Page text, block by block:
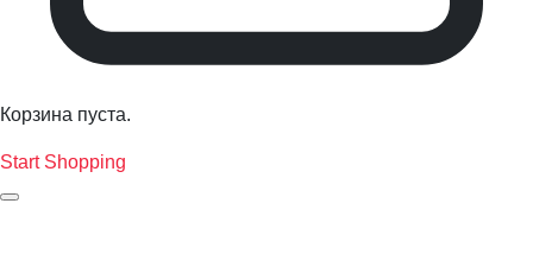
Корзина пуста.
Start Shopping